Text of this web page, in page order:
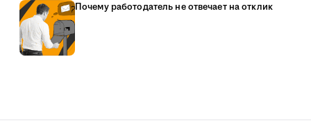
Почему работодатель не отвечает на отклик